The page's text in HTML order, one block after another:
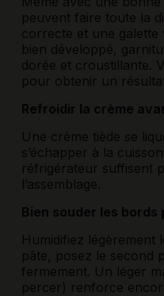
peuvent faire toute la
correcte et une galette
bien développé,
dorée et croustillante.
pour obtenir un
Refroidir la crème
Une crème tiède se
s’échapper à la
réfrigérateur suffisent
l’assemblage.
Bien souder les
Humidifiez légèrement
pâte, posez le second
fermement. Un léger
percer) renforce